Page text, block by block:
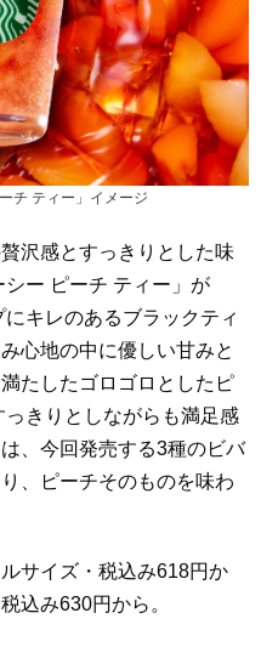
チ ティー」イメージ
沢感とすっきりとした味
ー ピーチ ティー」が
キレのあるブラックティ
心地の中に優しい甘みと
たしたゴロゴロとしたピ
きりとしながらも満足感
、今回発売する3種のビバ
、ピーチそのものを味わ
サイズ・税込み618円か
込み630円から。